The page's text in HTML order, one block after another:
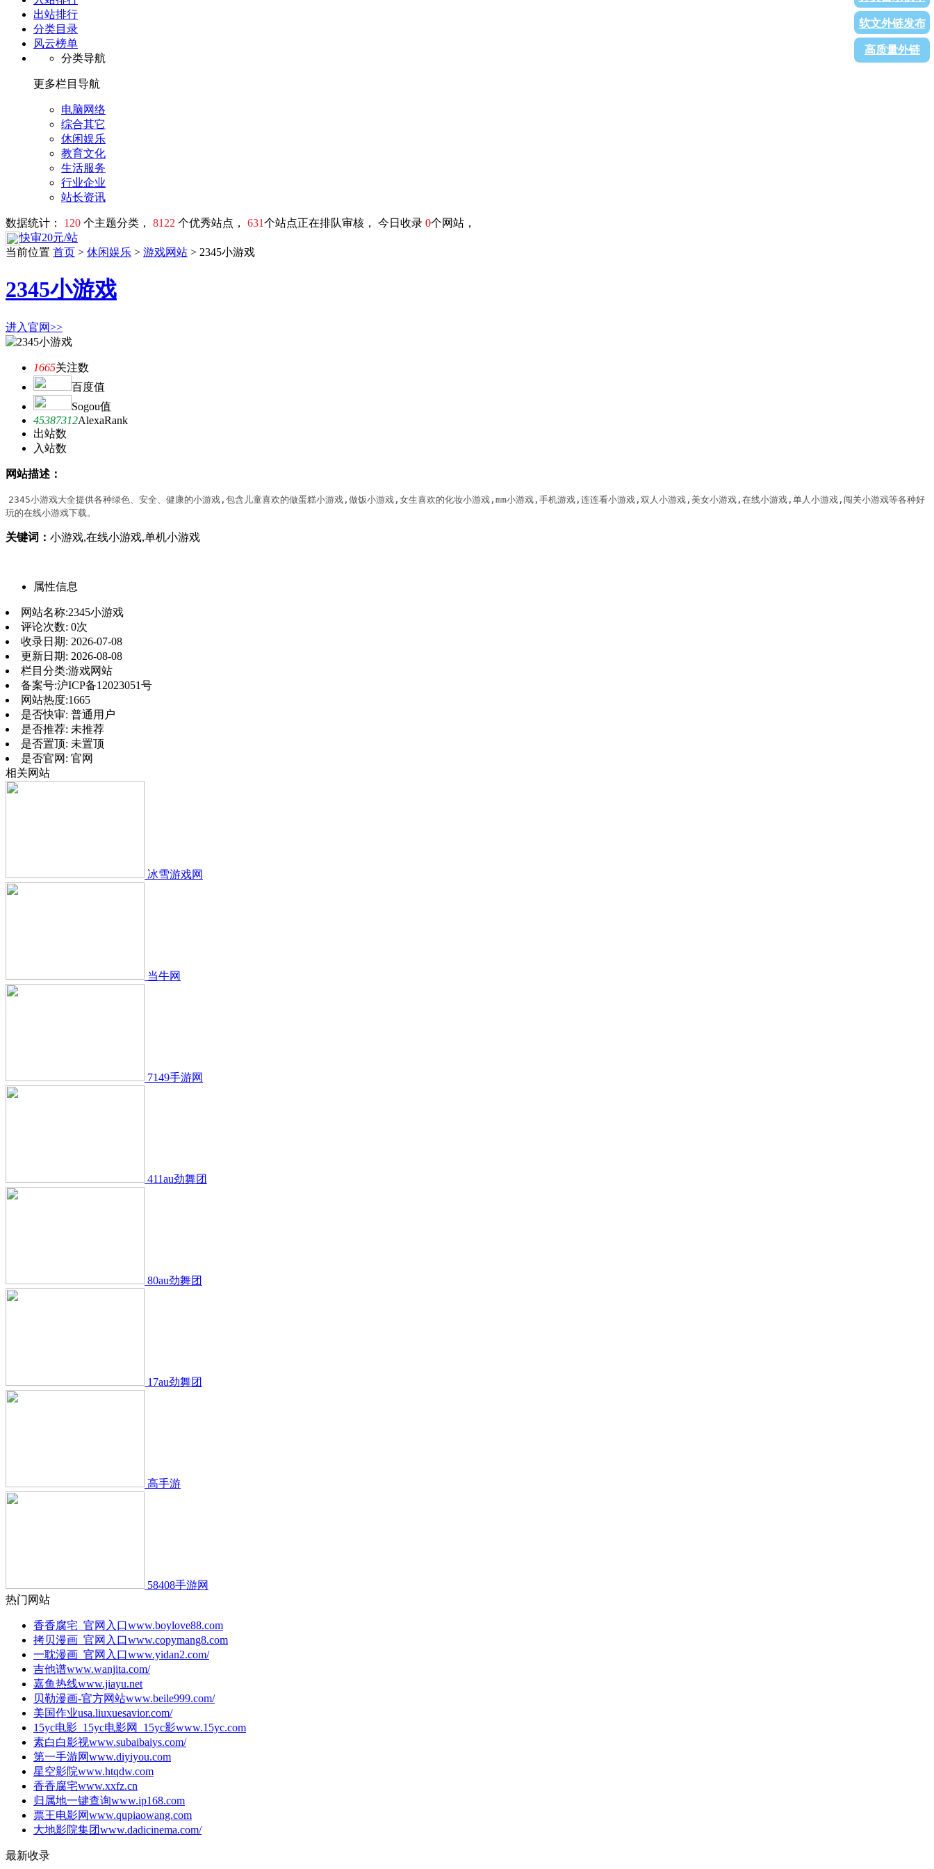
出站排行
分类目录
风云榜单
分类导航
更多栏目导航
电脑网络
综合其它
休闲娱乐
教育文化
生活服务
行业企业
站长资讯
数据统计： 120 个主题分类， 8122 个优秀站点， 631个站点正在排队审核， 今日收录 0个网站，
快审20元/站
软文外链发布
高质量外链
当前位置 首页 > 休闲娱乐 > 游戏网站 > 2345小游戏
2345小游戏
进入官网>>
1665关注数
百度值
Sogou值
45387312AlexaRank
出站数
入站数
网站描述：
2345小游戏大全提供各种绿色、安全、健康的小游戏,包含儿童喜欢的做蛋糕小游戏,做饭小游戏,女生喜欢的化妆小游戏,mm小游戏,手机游戏,连连看小游戏,双人小游戏,美女小游戏,在线小游戏,单人小游戏,闯关小游戏等各种好
玩的在线小游戏下载。
关键词： 小游戏,在线小游戏,单机小游戏
属性信息
网站名称:2345小游戏
评论次数: 0次
收录日期: 2026-07-08
更新日期: 2026-08-08
栏目分类:游戏网站
备案号:沪ICP备12023051号
网站热度:1665
是否快审: 普通用户
是否推荐: 未推荐
是否置顶: 未置顶
是否官网: 官网
相关网站
冰雪游戏网
当牛网
7149手游网
411au劲舞团
80au劲舞团
17au劲舞团
高手游
58408手游网
热门网站
香香腐宅_官网入口www.boylove88.com
拷贝漫画_官网入口www.copymang8.com
一耽漫画_官网入口www.yidan2.com/
吉他谱www.wanjita.com/
嘉鱼热线www.jiayu.net
贝勒漫画-官方网站www.beile999.com/
美国作业usa.liuxuesavior.com/
15yc电影_15yc电影网_15yc影www.15yc.com
素白白影视www.subaibaiys.com/
第一手游网www.diyiyou.com
星空影院www.htqdw.com
香香腐宅www.xxfz.cn
归属地一键查询www.ip168.com
票王电影网www.qupiaowang.com
大地影院集团www.dadicinema.com/
最新收录